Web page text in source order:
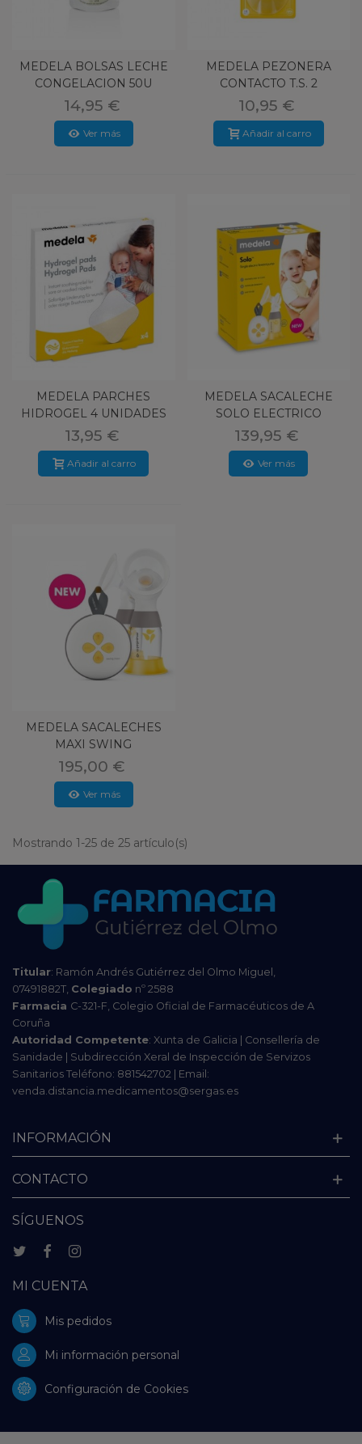
MEDELA BOLSAS LECHE
CONGELACION 50U
14,95 €
Ver más
MEDELA PEZONERA
CONTACTO T.S. 2
UNIDADES
10,95 €
Añadir al carro
MEDELA PARCHES
HIDROGEL 4 UNIDADES
13,95 €
Añadir al carro
MEDELA SACALECHE
SOLO ELECTRICO
SIMPLE
139,95 €
Ver más
MEDELA SACALECHES
MAXI SWING
195,00 €
Ver más
Mostrando 1-25 de 25 artículo(s)
Titular: Ramón Andrés Gutiérrez del Olmo Miguel,
07491882T, Colegiado nº 2588
Farmacia C-321-F, Colegio Oficial de Farmacéuticos de A
Coruña
Autoridad Competente: Xunta de Galicia | Consellería de
Sanidade | Subdirección Xeral de Inspección de Servizos
Sanitarios Teléfono: 881542702 | Email:
venda.distancia.medicamentos@sergas.es
INFORMACIÓN
CONTACTO
SÍGUENOS
MI CUENTA
Mis pedidos
Mi información personal
Configuración de Cookies